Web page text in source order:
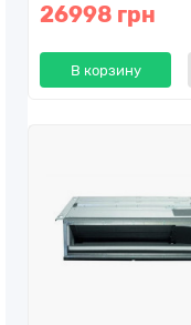
26998 грн
В корзину